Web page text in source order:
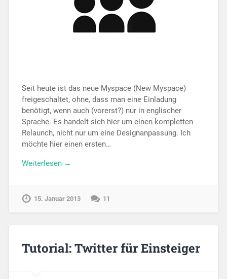
Seit heute ist das neue Myspace (New Myspace)
freigeschaltet, ohne, dass man eine Einladung
benötigt, wenn auch (vorerst?) nur in englischer
Sprache. Es handelt sich hier um einen kompletten
Relaunch, nicht nur um eine Designanpassung. Ich
möchte hier einen ersten…
Weiterlesen →
15. Januar 2013 11
Tutorial: Twitter für Einsteiger